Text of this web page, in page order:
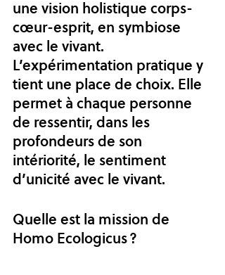
une vision holistique corps-
cœur-esprit, en symbiose
avec le vivant.
L’expérimentation pratique y
tient une place de choix. Elle
permet à chaque personne
de ressentir, dans les
profondeurs de son
intériorité, le sentiment
d’unicité avec le vivant.
Quelle est la mission de
Homo Ecologicus ?